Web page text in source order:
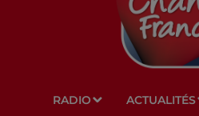
RADIO ACTUALITÉS